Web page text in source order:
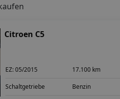
Citroen C5
EZ:05/2015 17.100 km
Schaltgetriebe Benzin